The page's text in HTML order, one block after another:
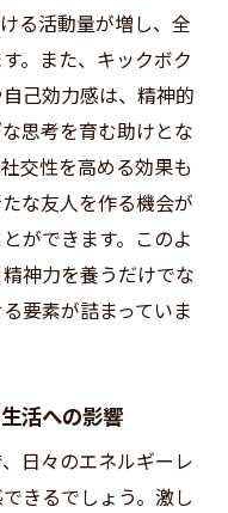
る活動量が増し、全
。また、キックボク
己効力感は、精神的
思考を育む助けとな
交性を高める効果も
な友人を作る機会が
ができます。このよ
神力を養うだけでな
要素が詰まっていま
活への影響
日々のエネルギーレ
きるでしょう。激し